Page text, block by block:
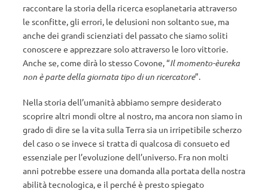
raccontare la storia della ricerca esoplanetaria attraverso
le sconfitte, gli errori, le delusioni non soltanto sue, ma
anche dei grandi scienziati del passato che siamo soliti
conoscere e apprezzare solo attraverso le loro vittorie.
Anche se, come dirà lo stesso Covone, “Il momento-èureka
non è parte della giornata tipo di un ricercatore”.
Nella storia dell’umanità abbiamo sempre desiderato
scoprire altri mondi oltre al nostro, ma ancora non siamo in
grado di dire se la vita sulla Terra sia un irripetibile scherzo
del caso o se invece si tratta di qualcosa di consueto ed
essenziale per l’evoluzione dell’universo. Fra non molti
anni potrebbe essere una domanda alla portata della nostra
abilità tecnologica, e il perché è presto spiegato